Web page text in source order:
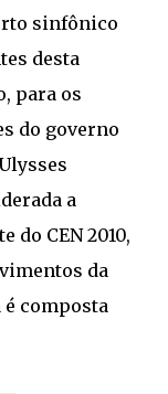
sinfônico
desta
para os
do governo
a
CEN 2010,
da
composta